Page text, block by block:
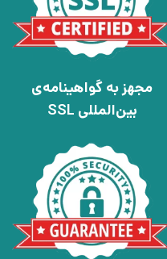
مجهز به گواهینامه‌ی
بین‌المللی SSL